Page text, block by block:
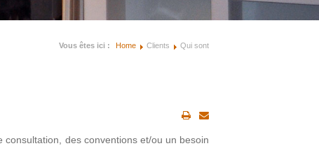
Vous êtes ici : Home Clients Qui sont
des conventions et/ou un besoin